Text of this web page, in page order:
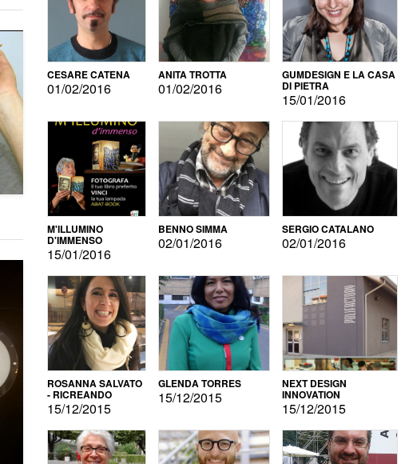
CESARE CATENA
01/02/2016
ANITA TROTTA
01/02/2016
GUMDESIGN E LA CASA
DI PIETRA
15/01/2016
M'ILLUMINO
D'IMMENSO
15/01/2016
BENNO SIMMA
02/01/2016
SERGIO CATALANO
02/01/2016
ROSANNA SALVATO
- RICREANDO
15/12/2015
GLENDA TORRES
15/12/2015
NEXT DESIGN
INNOVATION
15/12/2015